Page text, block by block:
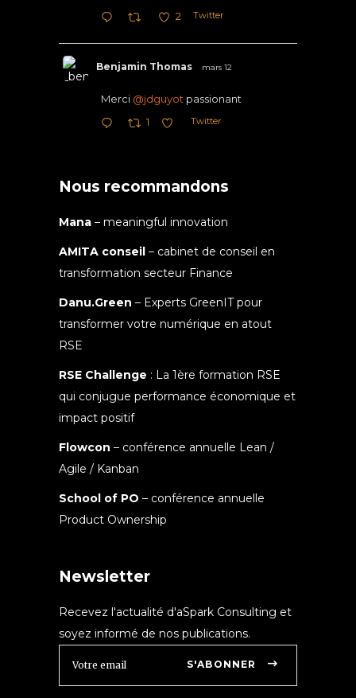
2 Twitter
Benjamin Thomas mars 12
Merci @jdguyot passionant
1 Twitter
Nous recommandons
Mana – meaningful innovation
AMITA conseil – cabinet de conseil en
transformation secteur Finance
Danu.Green – Experts GreenIT pour
transformer votre numérique en atout
RSE
RSE Challenge : La 1ère formation RSE
qui conjugue performance économique et
impact positif
Flowcon – conférence annuelle Lean /
Agile / Kanban
School of PO – conférence annuelle
Product Ownership
Newsletter
Recevez l'actualité d'aSpark Consulting et
soyez informé de nos publications.
S'ABONNER